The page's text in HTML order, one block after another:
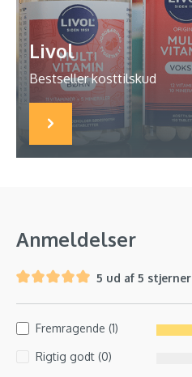
Livol
Bestseller kosttilskud
Anmeldelser
5 ud af 5 stjerner
Fremragende (1)
Rigtig godt (0)